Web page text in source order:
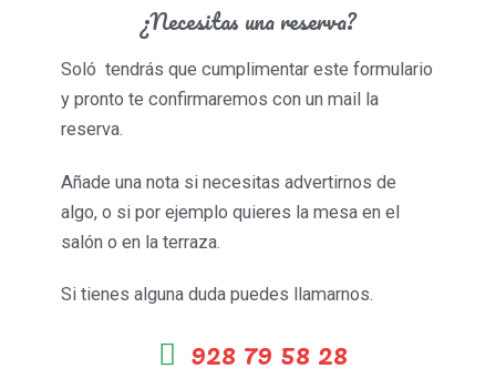
¿Necesitas una reserva?
Soló tendrás que cumplimentar este formulario
y pronto te confirmaremos con un mail la
reserva.
Añade una nota si necesitas advertirnos de
algo, o si por ejemplo quieres la mesa en el
salón o en la terraza.
Si tienes alguna duda puedes llamarnos.
928 79 58 28